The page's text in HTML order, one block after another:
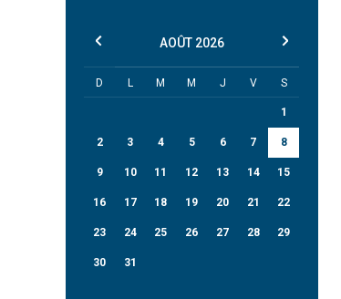
AOÛT 2026
D L M M J V S
1
2 3 4 5 6 7 8
9 10 11 12 13 14 15
16 17 18 19 20 21 22
23 24 25 26 27 28 29
30 31